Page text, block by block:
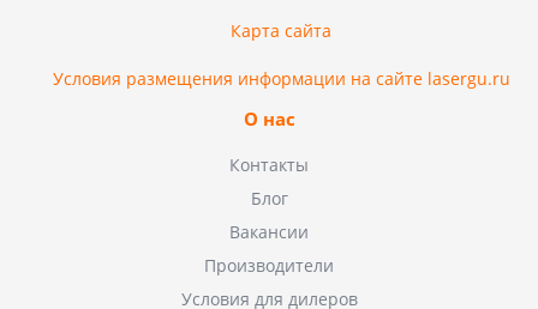
Карта сайта
Условия размещения информации на сайте lasergu.ru
О нас
Контакты
Блог
Вакансии
Производители
Условия для дилеров